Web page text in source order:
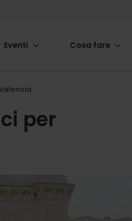
Eventi Cosa fare
per